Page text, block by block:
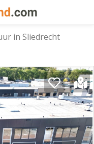
in Sliedrecht